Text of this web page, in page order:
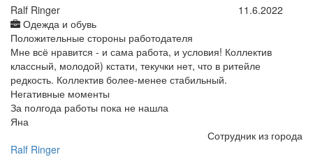
Ralf Ringer
Одежда и обувь
11.6.2022
Положительные стороны работодателя
Мне всё нравится - и сама работа, и условия! Коллектив
классный, молодой) кстати, текучки нет, что в ритейле
редкость. Коллектив более-менее стабильный.
Негативные моменты
За полгода работы пока не нашла
Яна
Сотрудник из города
Ralf Ringer